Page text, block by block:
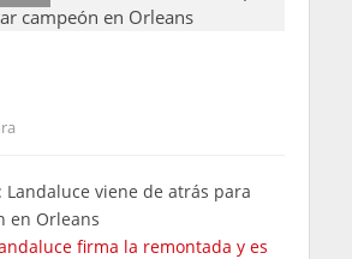
Landaluce viene de atrás para
en Orleans
firma la remontada y es